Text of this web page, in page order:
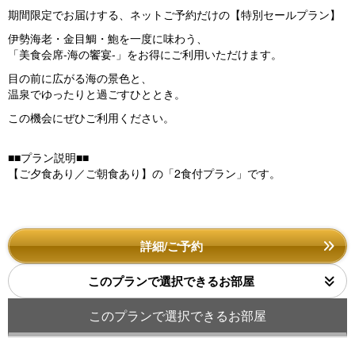
期間限定でお届けする、ネットご予約だけの【特別セールプラン】
伊勢海老・金目鯛・鮑を一度に味わう、
「美食会席-海の饗宴-」をお得にご利用いただけます。
目の前に広がる海の景色と、
温泉でゆったりと過ごすひととき。
この機会にぜひご利用ください。
■■プラン説明■■
【ご夕食あり／ご朝食あり】の「2食付プラン」です。
詳細/ご予約
このプランで選択できるお部屋
このプランで選択できるお部屋